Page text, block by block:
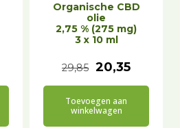
Organische CBD
olie
2,75 % (275 mg)
3 x 10 ml
29,85 O
o
r
20,35H
u
Toevoegen aan
winkelwagen